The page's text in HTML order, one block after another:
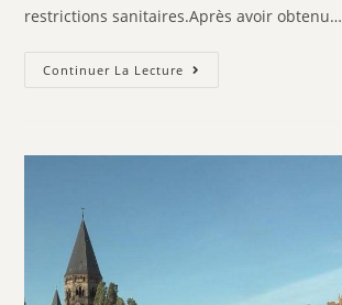
restrictions sanitaires.Après avoir obtenu…
Continuer La Lecture